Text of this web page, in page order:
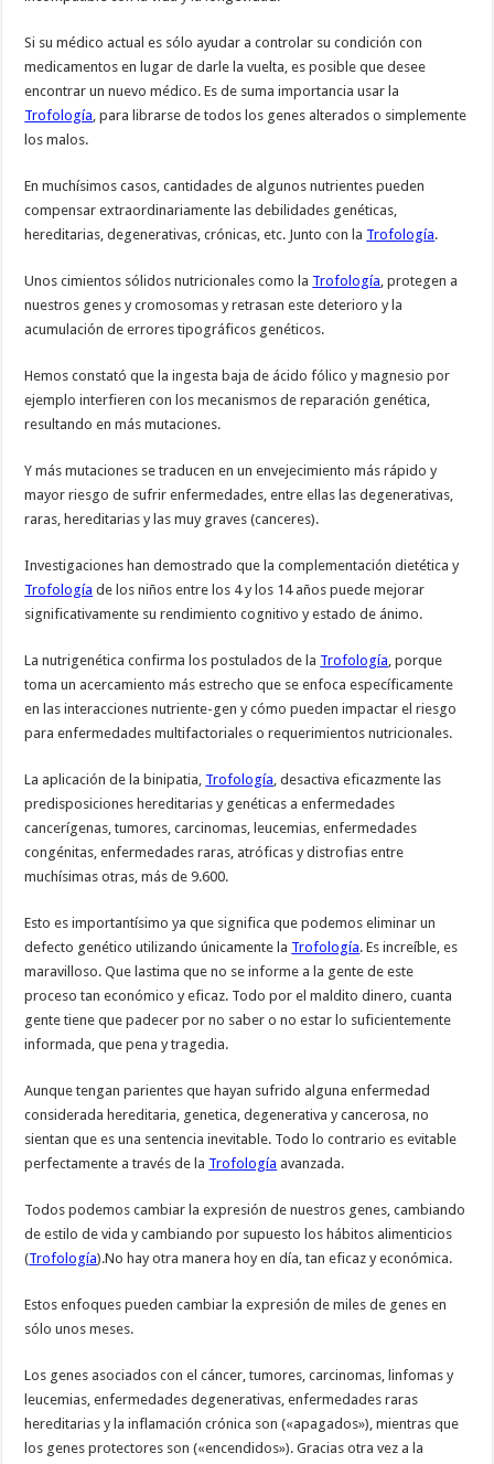
Si su médico actual es sólo ayudar a controlar su condición con
medicamentos en lugar de darle la vuelta, es posible que desee
encontrar un nuevo médico. Es de suma importancia usar la
Trofología , para librarse de todos los genes alterados o simplemente
los malos.
En muchísimos casos, cantidades de algunos nutrientes pueden
compensar extraordinariamente las debilidades genéticas,
hereditarias, degenerativas, crónicas, etc. Junto con la Trofología.
Unos cimientos sólidos nutricionales como la Trofología , protegen a
nuestros genes y cromosomas y retrasan este deterioro y la
acumulación de errores tipográficos genéticos.
Hemos constató que la ingesta baja de ácido fólico y magnesio por
ejemplo interfieren con los mecanismos de reparación genética,
resultando en más mutaciones.
Y más mutaciones se traducen en un envejecimiento más rápido y
mayor riesgo de sufrir enfermedades, entre ellas las degenerativas,
raras, hereditarias y las muy graves (canceres).
Investigaciones han demostrado que la complementación dietética y
Trofología de los niños entre los 4 y los 14 años puede mejorar
significativamente su rendimiento cognitivo y estado de ánimo.
La nutrigenética confirma los postulados de la Trofología , porque
toma un acercamiento más estrecho que se enfoca específicamente
en las interacciones nutriente-gen y cómo pueden impactar el riesgo
para enfermedades multifactoriales o requerimientos nutricionales.
La aplicación de la binipatia, Trofología , desactiva eficazmente las
predisposiciones hereditarias y genéticas a enfermedades
cancerígenas, tumores, carcinomas, leucemias, enfermedades
congénitas, enfermedades raras, atróficas y distrofias entre
muchísimas otras, más de 9.600.
Esto es importantísimo ya que significa que podemos eliminar un
defecto genético utilizando únicamente la Trofología. Es increíble, es
maravilloso. Que lastima que no se informe a la gente de este
proceso tan económico y eficaz. Todo por el maldito dinero, cuanta
gente tiene que padecer por no saber o no estar lo suficientemente
informada, que pena y tragedia.
Aunque tengan parientes que hayan sufrido alguna enfermedad
considerada hereditaria, genetica, degenerativa y cancerosa, no
sientan que es una sentencia inevitable. Todo lo contrario es evitable
perfectamente a través de la Trofología avanzada.
Todos podemos cambiar la expresión de nuestros genes, cambiando
de estilo de vida y cambiando por supuesto los hábitos alimenticios
(Trofología).No hay otra manera hoy en día, tan eficaz y económica.
Estos enfoques pueden cambiar la expresión de miles de genes en
sólo unos meses.
Los genes asociados con el cáncer, tumores, carcinomas, linfomas y
leucemias, enfermedades degenerativas, enfermedades raras
hereditarias y la inflamación crónica son («apagados»), mientras que
los genes protectores son («encendidos»). Gracias otra vez a la